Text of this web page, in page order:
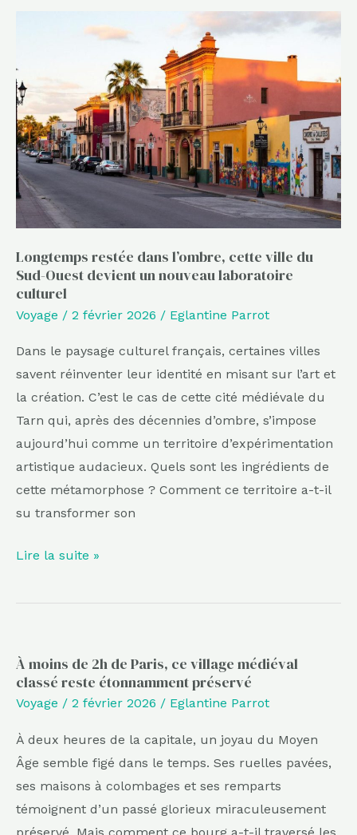
Longtemps restée dans l’ombre, cette ville du
Sud-Ouest devient un nouveau laboratoire
culturel
Voyage / 2 février 2026 / Eglantine Parrot
Dans le paysage culturel français, certaines villes
savent réinventer leur identité en misant sur l’art et
la création. C’est le cas de cette cité médiévale du
Tarn qui, après des décennies d’ombre, s’impose
aujourd’hui comme un territoire d’expérimentation
artistique audacieux. Quels sont les ingrédients de
cette métamorphose ? Comment ce territoire a-t-il
su transformer son
dans
l’ombre,
cette
ville
du
Sud-
Ouest
devient
un
nouveau
laboratoire
culturel
Lire la suite »
À moins de 2h de Paris, ce village médiéval
classé reste étonnamment préservé
Voyage / 2 février 2026 / Eglantine Parrot
À deux heures de la capitale, un joyau du Moyen
Âge semble figé dans le temps. Ses ruelles pavées,
ses maisons à colombages et ses remparts
témoignent d’un passé glorieux miraculeusement
préservé. Mais comment ce bourg a-t-il traversé les
À
moins
de
2h
de
Paris,
ce
village